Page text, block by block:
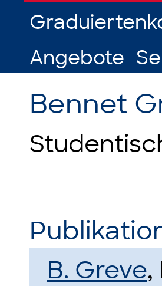
Angebote
Bennet
B. Greve,